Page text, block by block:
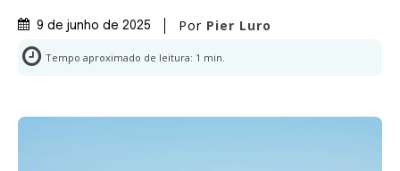
9 de junho de 2025 Por Pier Luro
Tempo aproximado de leitura: 1 min.